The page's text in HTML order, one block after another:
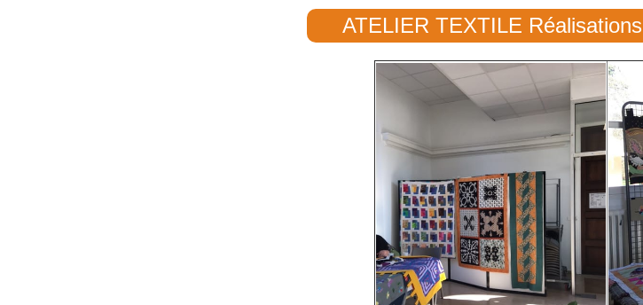
ATELIER TEXTILE Réalisations